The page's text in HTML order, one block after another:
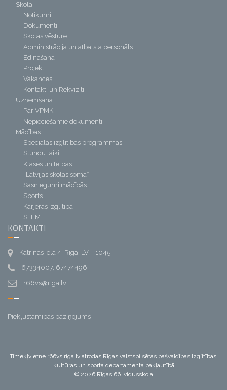
Skola
Notikumi
Dokumenti
Skolas vēsture
Administrācija un atbalsta personāls
Ēdināšana
Projekti
Vakances
Kontakti un Rekvizīti
Uzņemšana
Par VPMK
Nepieciešamie dokumenti
Mācības
Speciālās izglītības programmas
Stundu laiki
Klases un telpas
“Latvijas skolas soma”
Sasniegumi mācībās
Sports
Karjeras izglītība
STEM
KONTAKTI
Katrīnas iela 4, Rīga, LV – 1045
67334007, 67474496
r66vs@riga.lv
Piekļūstamības paziņojums
Tīmekļvietne r66vs.riga.lv atrodas Rīgas valstspilsētas pašvaldības Izglītības,
kultūras un sporta departamenta pakļautībā
© 2026 Rīgas 66. vidusskola